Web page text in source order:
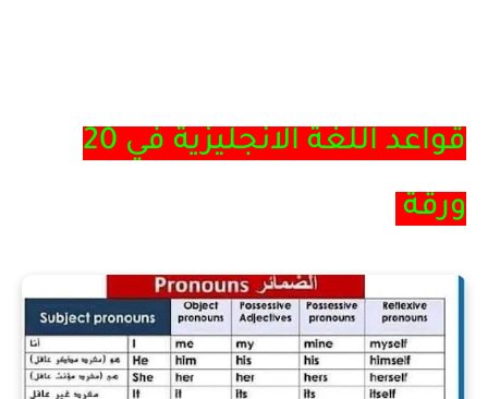
قواعد اللغة الانجليزية في 20
ورقة